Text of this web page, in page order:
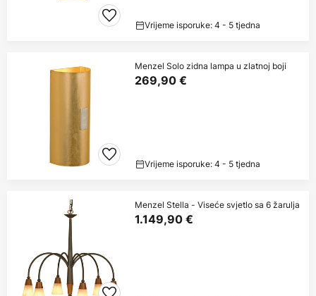
Vrijeme isporuke: 4 - 5 tjedna
Menzel Solo zidna lampa u zlatnoj boji
269,90 €
Vrijeme isporuke: 4 - 5 tjedna
Menzel Stella - Viseće svjetlo sa 6 žarulja
1.149,90 €